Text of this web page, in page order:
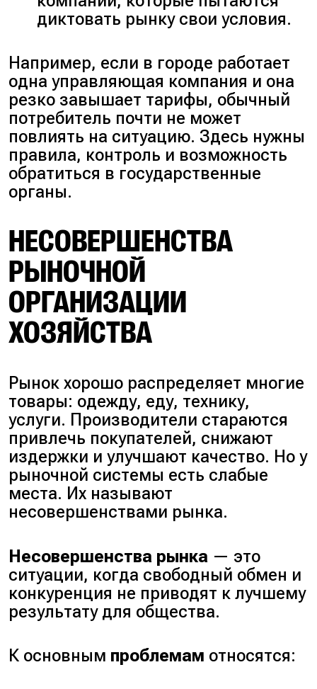
диктовать рынку свои условия.
Например, если в городе работает
одна управляющая компания и она
резко завышает тарифы, обычный
потребитель почти не может
повлиять на ситуацию. Здесь нужны
правила, контроль и возможность
обратиться в государственные
органы.
НЕСОВЕРШЕНСТВА
РЫНОЧНОЙ
ОРГАНИЗАЦИИ
ХОЗЯЙСТВА
Рынок хорошо распределяет многие
товары: одежду, еду, технику,
услуги. Производители стараются
привлечь покупателей, снижают
издержки и улучшают качество. Но у
рыночной системы есть слабые
места. Их называют
несовершенствами рынка.
Несовершенства рынка — это
ситуации, когда свободный обмен и
конкуренция не приводят к лучшему
результату для общества.
К основным проблемам относятся: